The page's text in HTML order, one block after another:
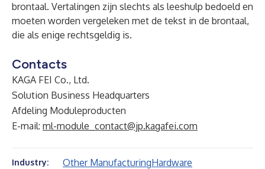
brontaal. Vertalingen zijn slechts als leeshulp bedoeld en
moeten worden vergeleken met de tekst in de brontaal,
die als enige rechtsgeldig is.
Contacts
KAGA FEI Co., Ltd.
Solution Business Headquarters
Afdeling Moduleproducten
E-mail: ml-module_contact@jp.kagafei.com
Industry: Other ManufacturingHardware